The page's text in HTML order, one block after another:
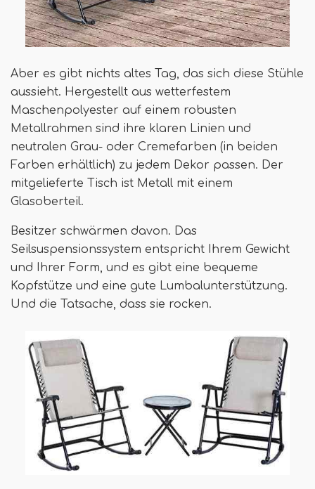
Aber es gibt nichts altes Tag, das sich diese Stühle
aussieht. Hergestellt aus wetterfestem
Maschenpolyester auf einem robusten
Metallrahmen sind ihre klaren Linien und
neutralen Grau- oder Cremefarben (in beiden
Farben erhältlich) zu jedem Dekor passen. Der
mitgelieferte Tisch ist Metall mit einem
Glasoberteil.
Besitzer schwärmen davon. Das
Seilsuspensionssystem entspricht Ihrem Gewicht
und Ihrer Form, und es gibt eine bequeme
Kopfstütze und eine gute Lumbalunterstützung.
Und die Tatsache, dass sie rocken.